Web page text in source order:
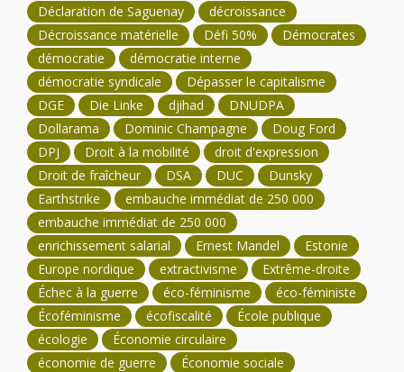
Déclaration de Saguenay
décroissance
Décroissance matérielle
Défi 50%
Démocrates
démocratie
démocratie interne
démocratie syndicale
Dépasser le capitalisme
DGE
Die Linke djihad
DNUDPA
Dollarama
Dominic Champagne
Doug Ford
DPJ
Droit à la mobilité
droit d'expression
Droit de fraîcheur
DSA DUC
Dunsky
Earthstrike
embauche immédiat de 250 000
embauche immédiat de 250 000
enrichissement salarial
Ernest Mandel
Estonie
Europe nordique
extractivisme
Extrême-droite
Échec à la guerre
éco-féminisme
éco-féministe
Écoféminisme
écofiscalité
École publique
écologie
Économie circulaire
économie de guerre
Économie sociale